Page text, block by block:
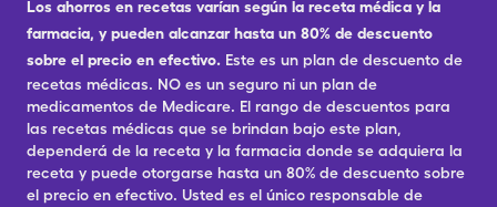
Los ahorros en recetas varían según la receta médica y la
farmacia, y pueden alcanzar hasta un 80% de descuento
sobre el precio en efectivo. Este es un plan de descuento de
recetas médicas. NO es un seguro ni un plan de
medicamentos de Medicare. El rango de descuentos para
las recetas médicas que se brindan bajo este plan,
dependerá de la receta y la farmacia donde se adquiera la
receta y puede otorgarse hasta un 80% de descuento sobre
el precio en efectivo. Usted es el único responsable de